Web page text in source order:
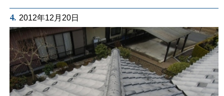
4. 2012年12月20日